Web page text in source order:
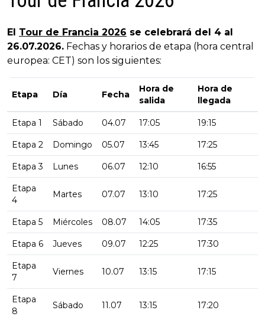
El Tour de Francia 2026 se celebrará del 4 al
26.07.2026. Fechas y horarios de etapa (hora central
europea: CET) son los siguientes:
Etapa Día Fecha
Hora de
salida
Hora de
llegada
Etapa 1 Sábado 04.07 17:05 19:15
Etapa 2 Domingo 05.07 13:45 17:25
Etapa 3 Lunes 06.07 12:10 16:55
Etapa
4
Martes 07.07 13:10 17:25
Etapa 5 Miércoles 08.07 14:05 17:35
Etapa 6 Jueves 09.07 12:25 17:30
Etapa
7
Viernes 10.07 13:15 17:15
Etapa
8
Sábado 11.07 13:15 17:20